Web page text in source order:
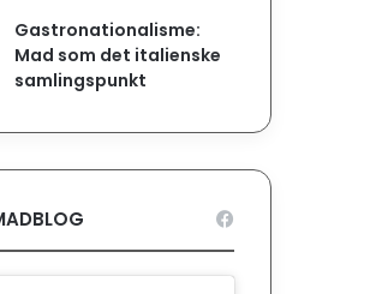
Gastronationalisme:
Mad som det italienske
samlingspunkt